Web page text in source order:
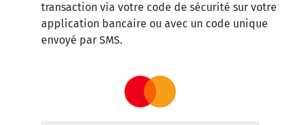
transaction via votre code de sécurité sur votre
application bancaire ou avec un code unique
envoyé par SMS.